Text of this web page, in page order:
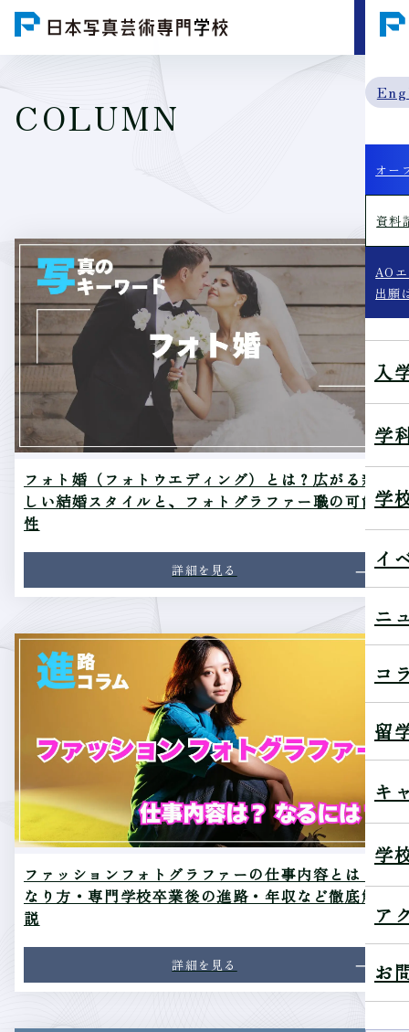
MENU
オー
資料
AO
出願
入
学
学
イ
ニ
コ
留
キ
学
ア
お
COLUMN
フォト婚（フォトウエディング）とは？広がる新
しい結婚スタイルと、フォトグラファー職の可能
性
詳細を見る
ファッションフォトグラファーの仕事内容とは？
なり方・専門学校卒業後の進路・年収など徹底解
説
詳細を見る